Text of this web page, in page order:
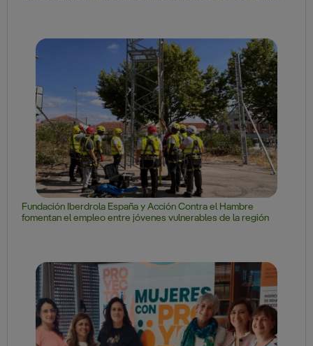
Fundación Iberdrola España y Acción Contra el Hambre
fomentan el empleo entre jóvenes vulnerables de la región